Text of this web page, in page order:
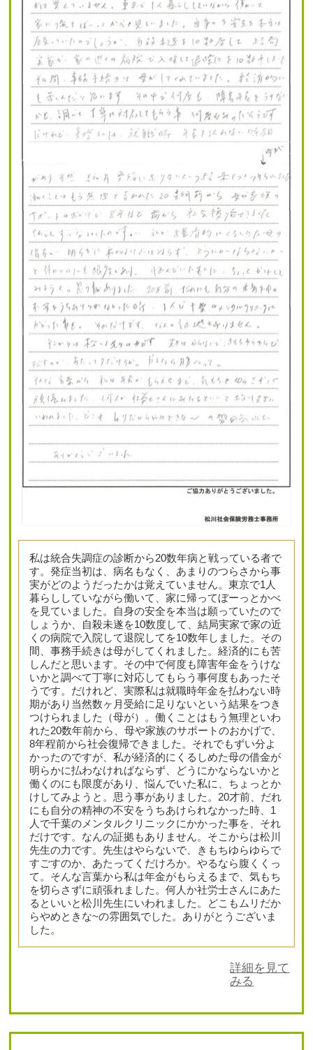
私は統合失調症の診断から20数年病と戦っている者で
す。発症当初は、病名もなく、あまりのつらさから事
実がどのようだったかは覚えていません。東京で1人
暮らししていながら働いて、家に帰ってぼーっとかべ
を見ていました。自身の安全を本当は願っていたので
しょうか、自殺未遂を10数度して、結局実家で家の近
くの病院で入院して退院してを10数年しました。その
間、事務手続きは母がしてくれました。経済的にも苦
しんだと思います。その中で何度も障害年金をうけな
いかと調べて丁寧に対応してもらう事何度もあったそ
うです。だけれど、実際私は就職時年金を払わない時
期があり当然数ヶ月受給に足りないという結果をつき
つけられました（母が）。働くことはもう無理といわ
れた20数年前から、母や家族のサポートのおかげで、
8年程前から社会復帰できました。それでもずい分よ
かったのですが、私が経済的にくるしめた母の借金が
明らかに払わなければならず、どうにかならないかと
働くのにも限度があり、悩んでいた私に、ちょっとか
けしてみようと。思う事がありました。20才前、だれ
にも自分の精神の不安をうちあけられなかった時、1
人で千葉のメンタルクリニックにかかった事を、それ
だけです。なんの証拠もありません。そこからは松川
先生の力です。先生はやらないで、きもちゆらゆらで
すごすのか、あたってくだけろか。やるなら腹くくっ
て。そんな言葉から私は年金がもらえるまで、気もち
を切らさずに頑張れました。何人か社労士さんにあた
るといいと松川先生にいわれました。どこもムリだか
らやめときな~の雰囲気でした。ありがとうございま
した。
詳細を見て
みる